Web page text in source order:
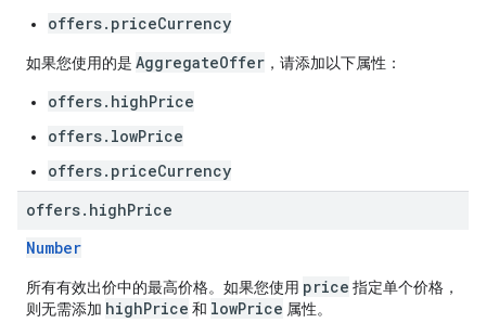
offers.priceCurrency
如果您使用的是 AggregateOffer ，请添加以下属性：
offers.highPrice
offers.lowPrice
offers.priceCurrency
offers. highPrice
Number
所有有效出价中的最高价格。如果您使用 price 指定单个价格，
则无需添加 highPrice 和 lowPrice 属性。